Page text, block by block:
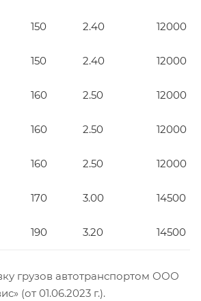
150 2.40 12000
150 2.40 12000
160 2.50 12000
160 2.50 12000
160 2.50 12000
170 3.00 14500
190 3.20 14500
грузов автотранспортом ООО
(от 01.06.2023 г.).